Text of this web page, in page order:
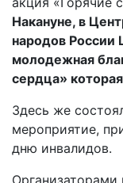
Накануне, в
народов России
молодежная
сердца»
Здесь же
мероприятие,
дню инвалидов.